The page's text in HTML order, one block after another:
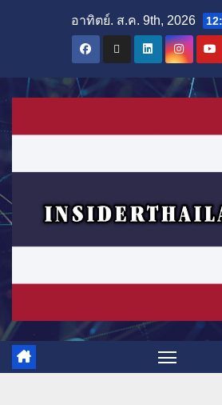
อาทิตย์. ส.ค. 9th, 2026